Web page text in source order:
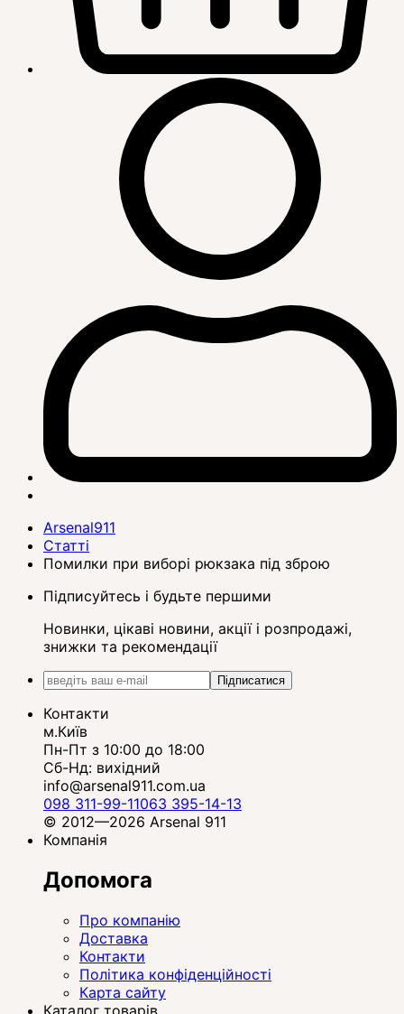
Arsenal911
Статті
Помилки при виборі рюкзака під зброю
Підписуйтесь і будьте першими
Новинки, цікаві новини, акції і розпродажі,
знижки та рекомендації
Підписатися
Контакти
м.Київ
Пн-Пт з 10:00 до 18:00
Сб-Нд: вихідний
info@arsenal911.com.ua
098 311-99-11063 395-14-13
© 2012—2026 Arsenal 911
Компанія
Допомога
Про компанію
Доставка
Контакти
Політика конфіденційності
Карта сайту
Каталог товарів